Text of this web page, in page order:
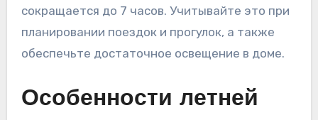
сокращается до 7 часов. Учитывайте это при
планировании поездок и прогулок, а также
обеспечьте достаточное освещение в доме.
Особенности летней